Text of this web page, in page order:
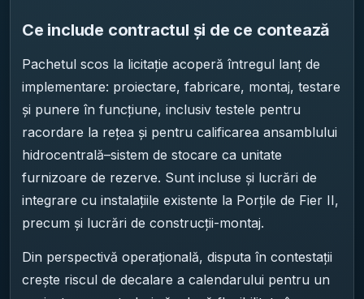
Ce include contractul și de ce contează
Pachetul scos la licitație acoperă întregul lanț de
implementare: proiectare, fabricare, montaj, testare
și punere în funcțiune, inclusiv testele pentru
racordare la rețea și pentru calificarea ansamblului
hidrocentrală–sistem de stocare ca unitate
furnizoare de rezerve. Sunt incluse și lucrări de
integrare cu instalațiile existente la Porțile de Fier II,
precum și lucrări de construcții-montaj.
Din perspectivă operațională, disputa în contestații
crește riscul de decalare a calendarului pentru un